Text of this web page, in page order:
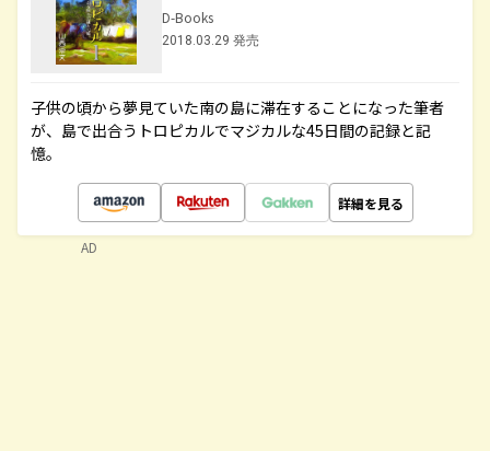
D-Books
2018.03.29 発売
子供の頃から夢見ていた南の島に滞在することになった筆者
が、島で出合うトロピカルでマジカルな45日間の記録と記
憶。
詳細を見る
AD